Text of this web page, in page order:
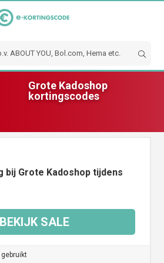
Grote Kadoshop
kortingscodes
bij Grote Kadoshop tijdens
BEKIJK SALE